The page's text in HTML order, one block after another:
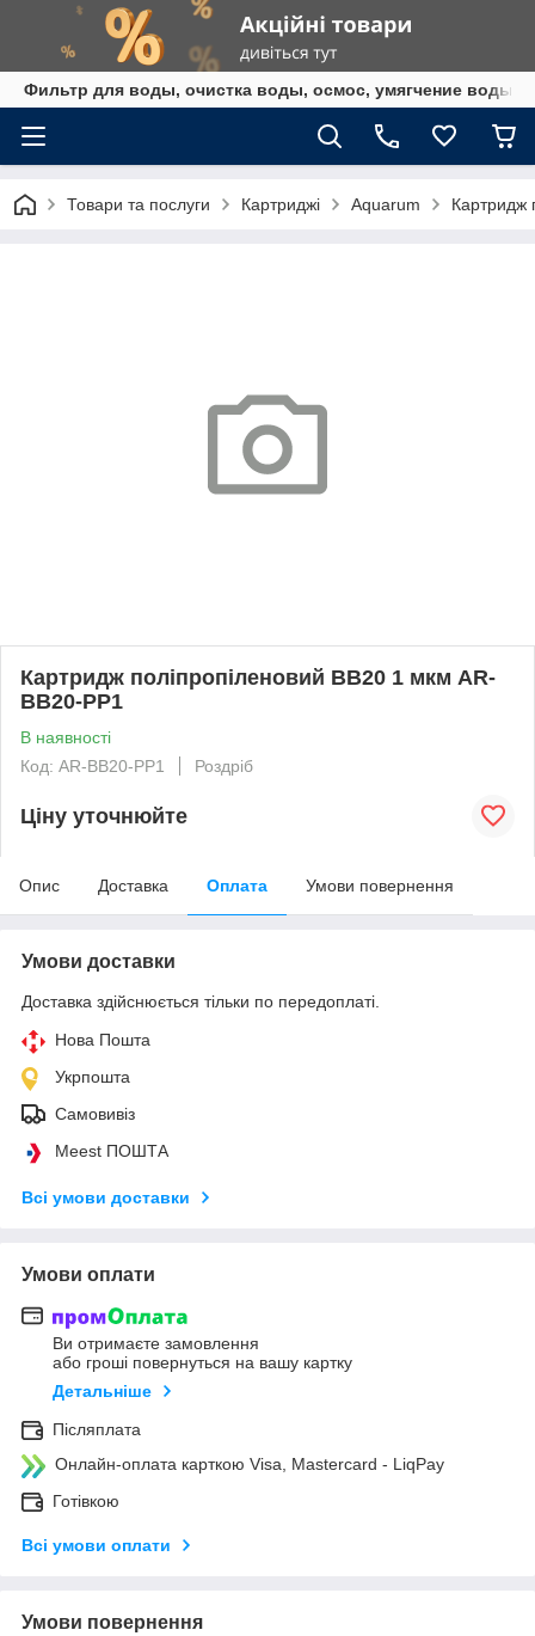
Фильтр для воды, очистка воды, осмос, умягчение воды,
Товари та послуги Картриджі Aquarum Картридж
Картридж поліпропіленовий BB20 1 мкм AR-
BB20-PP1
В наявності
Код: AR-BB20-PP1
Роздріб
Ціну уточнюйте
Опис Доставка Оплата Умови повернення
Умови доставки
Доставка здійснюється тільки по передоплаті.
Нова Пошта
Укрпошта
Самовивіз
Meest ПОШТА
Всі умови доставки
Умови оплати
Ви отримаєте замовлення
або гроші повернуться на вашу картку
Детальніше
Післяплата
Онлайн-оплата карткою Visa, Mastercard - LiqPay
Готівкою
Всі умови оплати
Умови повернення